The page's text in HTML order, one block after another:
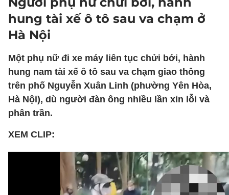
hung tài xế ô tô sau va chạm ở
Hà Nội
Một phụ nữ đi xe máy liên tục chửi bới, hành
hung nam tài xế ô tô sau va chạm giao thông
trên phố Nguyễn Xuân Linh (phường Yên Hòa,
Hà Nội), dù người đàn ông nhiều lần xin lỗi và
phân trần.
XEM CLIP: